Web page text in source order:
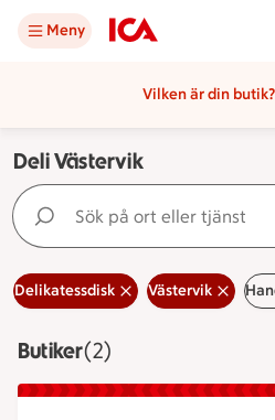
Meny
Vilken är din butik?
Deli Västervik
Sök på ort eller tjänst
Delikatessdisk Västervik
ButikerVisar 2 stycken
(2)